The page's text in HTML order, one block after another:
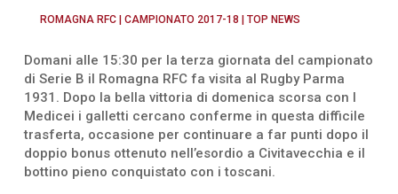
ROMAGNA RFC| CAMPIONATO 2017-18 | TOP NEWS
Domani alle 15:30 per la terza giornata del campionato
di Serie B il Romagna RFC fa visita al Rugby Parma
1931. Dopo la bella vittoria di domenica scorsa con I
Medicei i galletti cercano conferme in questa difficile
trasferta, occasione per continuare a far punti dopo il
doppio bonus ottenuto nell’esordio a Civitavecchia e il
bottino pieno conquistato con i toscani.